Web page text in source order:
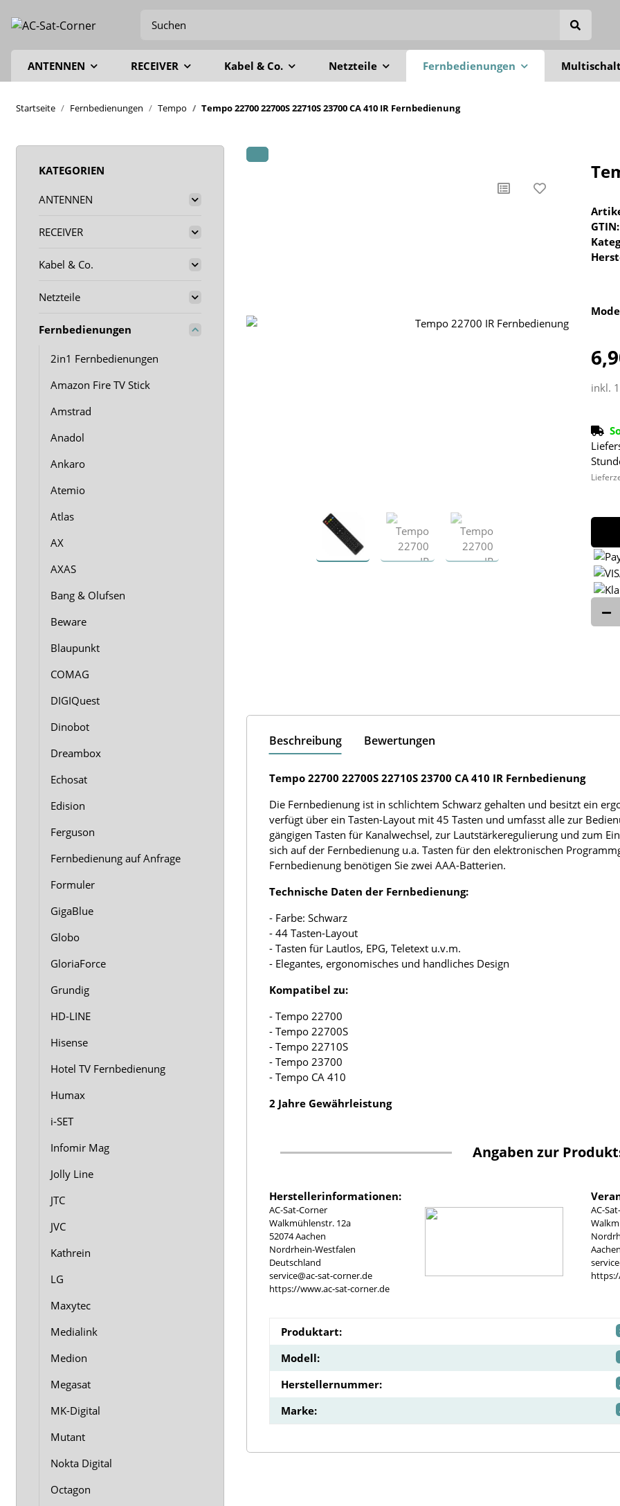
ANTENNEN RECEIVER Kabel & Co. Netzteile Fernbedienungen
Startseite Fernbedienungen Tempo Tempo 22700 22700S 22710S 23700 CA 410 IR Fernbedienung
GTIN:
inkl.
Beschreibung Bewertungen
Tempo 22700 22700S 22710S 23700 CA 410 IR Fernbedienung
Die Fernbedienung ist in schlichtem Schwarz gehalten und besitzt ein
verfügt über ein Tasten-Layout mit 45 Tasten und umfasst alle zur
gängigen Tasten für Kanalwechsel, zur Lautstärkeregulierung und zum
sich auf der Fernbedienung u.a. Tasten für den elektronischen
Fernbedienung benötigen Sie zwei AAA-Batterien.
Technische Daten der Fernbedienung:
- Farbe: Schwarz
- 44 Tasten-Layout
- Tasten für Lautlos, EPG, Teletext u.v.m.
- Elegantes, ergonomisches und handliches Design
Kompatibel zu:
- Tempo 22700
- Tempo 22700S
- Tempo 22710S
- Tempo 23700
- Tempo CA 410
2 Jahre Gewährleistung
Angaben zur
Herstellerinformationen:
AC-Sat-Corner
Walkmühlenstr. 12a
52074 Aachen
Nordrhein-Westfalen
Deutschland
service@ac-sat-corner.de
https://www.ac-sat-corner.de
AC-
Produktart:
Modell:
Herstellernummer:
Marke:
KATEGORIEN
ANTENNEN
RECEIVER
Kabel & Co.
Netzteile
Fernbedienungen
2in1 Fernbedienungen
Amazon Fire TV Stick
Amstrad
Anadol
Ankaro
Atemio
Atlas
AX
AXAS
Bang & Olufsen
Beware
Blaupunkt
COMAG
DIGIQuest
Dinobot
Dreambox
Echosat
Edision
Ferguson
Fernbedienung auf Anfrage
Formuler
GigaBlue
Globo
GloriaForce
Grundig
HD-LINE
Hisense
Hotel TV Fernbedienung
Humax
i-SET
Infomir Mag
Jolly Line
JTC
JVC
Kathrein
LG
Maxytec
Medialink
Medion
Megasat
MK-Digital
Mutant
Nokta Digital
Octagon